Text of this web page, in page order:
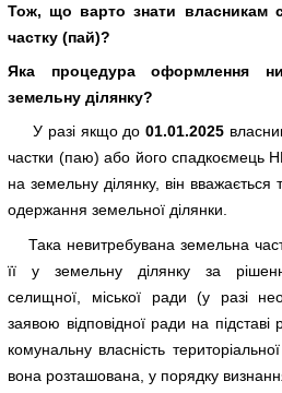
Тож, що варто знати власникам
частку (пай)?
Яка процедура оформлення
земельну ділянку?
У разі якщо до 01.01.2025
частки (паю) або його спадкоємець
на земельну ділянку, він
одержання земельної ділянки.
Така невитребувана земельна
її у земельну ділянку за
селищної, міської ради (у разі
заявою відповідної ради на
комунальну власність
вона розташована, у порядку